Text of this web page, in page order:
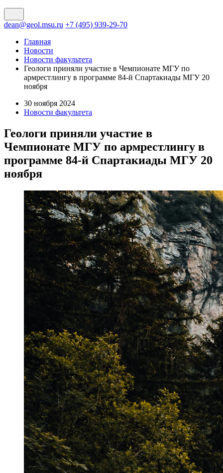
dean@geol.msu.ru +7 (495) 939-29-70
Главная
Новости
Новости факультета
Геологи приняли участие в Чемпионате МГУ по
армрестлингу в программе 84-й Спартакиады МГУ 20
ноября
30 ноября 2024
Новости факультета
Геологи приняли участие в
Чемпионате МГУ по армрестлингу в
программе 84-й Спартакиады МГУ 20
ноября